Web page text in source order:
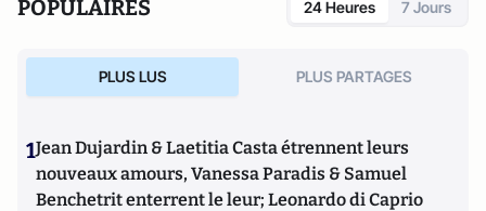
POPULAIRES 24 Heures 7 Jours
PLUS LUS PLUS PARTAGES
1Jean Dujardin & Laetitia Casta étrennent leurs
nouveaux amours, Vanessa Paradis & Samuel
Benchetrit enterrent le leur; Leonardo di Caprio